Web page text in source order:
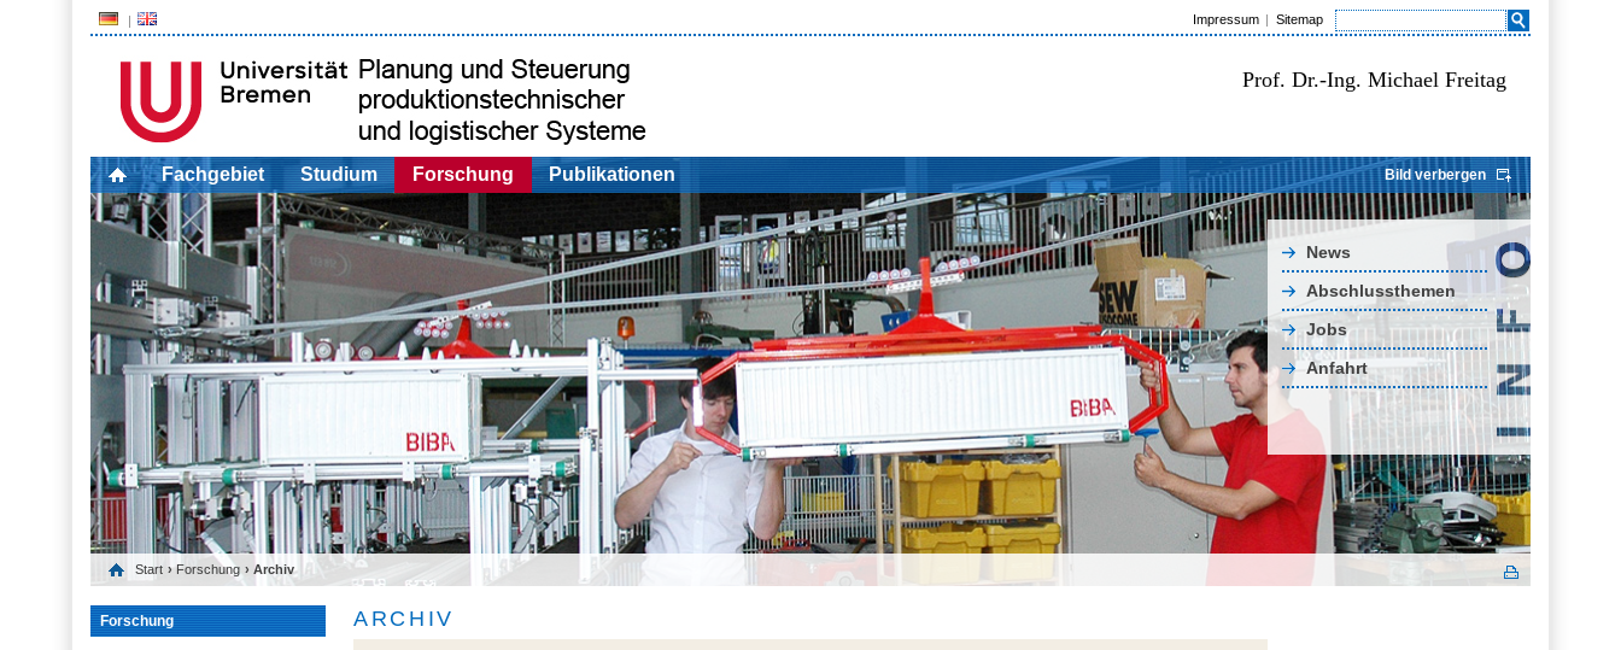
Impressum Sitemap
Prof. Dr.-Ing. Michael Freitag
Fachgebiet Studium Forschung Publikationen Bild verbergen
News
Abschlussthemen
Jobs
Anfahrt
Start › Forschung › Archiv
Forschung
ARCHIV